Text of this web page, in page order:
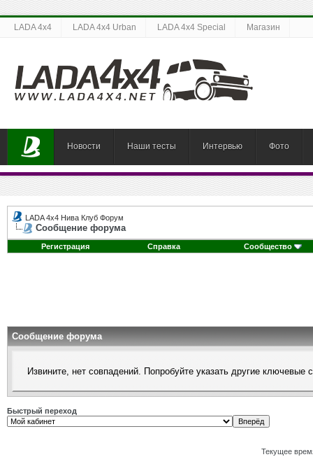
LADA 4x4 LADA 4x4 Urban LADA 4x4 Special Магазин
Новости Наши тесты Интервью Фото
LADA 4x4 Нива Клуб Форум
Сообщение форума
Регистрация Справка Сообщество
Сообщение форума
Извините, нет совпадений. Попробуйте указать другие ключевые
Быстрый переход
Текущее